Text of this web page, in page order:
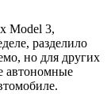
Model 3,
разделило
но для других
автономные